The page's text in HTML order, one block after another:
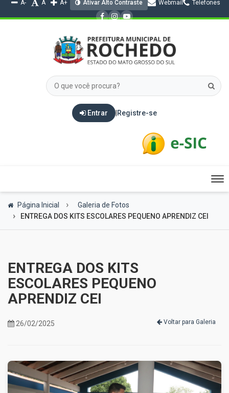
A- A A+ Ativar Alto Contraste Webmail Telefones
Entrar Registre-se
Página Inicial
Galeria de Fotos
ENTREGA DOS KITS ESCOLARES PEQUENO APRENDIZ CEI
ENTREGA DOS KITS
ESCOLARES PEQUENO
APRENDIZ CEI
26/02/2025 Voltar para Galeria